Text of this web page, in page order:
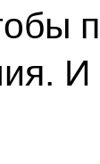
И